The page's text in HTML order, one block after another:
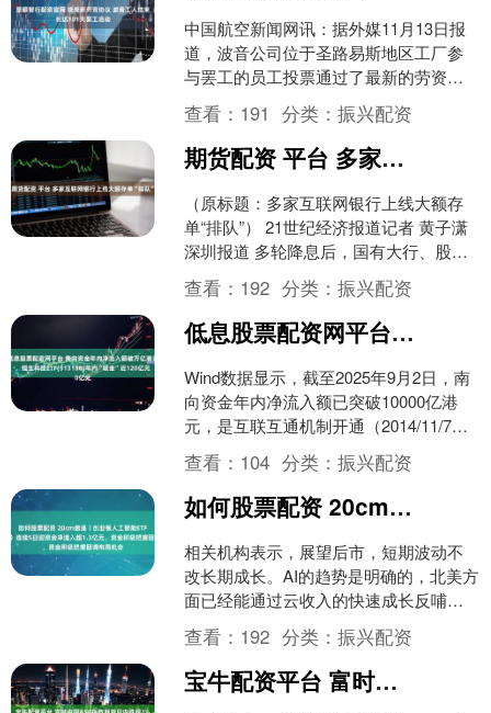
中国航空新闻网讯：据外媒11月13日报
道，波音公司位于圣路易斯地区工厂参
与罢工的员工投票通过了最新的劳资合
同方案，结束了长达101天的罢工。 据
悉，工厂将于11....
查看： 191 分类：振兴配资
期货配资 平台 多家互联网银行上线大额存单“排队”
（原标题：多家互联网银行上线大额存
单“排队”） 21世纪经济报道记者 黄子潇
深圳报道 多轮降息后，国有大行、股份
制银行的大额存单年利率已进入“1”字
头。多家银....
查看： 192 分类：振兴配资
低息股票配资网平台 南向资金年内净流入额破万亿港元，恒生科技ETF(513130)年内“吸金”近120亿元
Wind数据显示，截至2025年9月2日，南
向资金年内净流入额已突破10000亿港
元，是互联互通机制开通（2014/11/7）
以来首次年度净流入额达到万亿水
平，....
查看： 104 分类：振兴配资
如何股票配资 20cm速递丨创业板人工智能ETF（159388）连续5日迎资金净流入超1.3亿元，资金积极把握回调布局机会
相关机构表示，展望后市，短期波动不
改长期成长。AI的趋势是明确的，北美方
面已经能通过云收入的快速成长反哺算
力基建，形成正向循环。国内方面，近
期云厂商也显示出这一....
查看： 192 分类：振兴配资
宝牛配资平台 富时中国A50指数期货日内跌超1%